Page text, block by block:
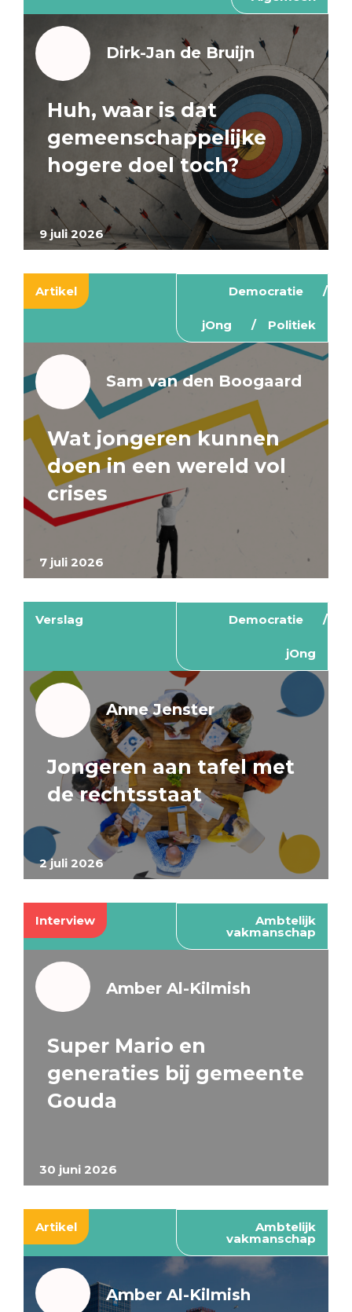
9 juli 2026
Dirk-Jan de Bruijn
Huh, waar is dat
gemeenschappelijke
hogere doel toch?
Artikel Democratie
jOng Politiek
7 juli 2026
Sam van den Boogaard
Wat jongeren kunnen
doen in een wereld vol
crises
Verslag Democratie
jOng
2 juli 2026
Anne Jenster
Jongeren aan tafel met
de rechtsstaat
Interview Ambtelijk
vakmanschap
30 juni 2026
Amber Al-Kilmish
Super Mario en
generaties bij gemeente
Gouda
Artikel Ambtelijk
vakmanschap
Amber Al-Kilmish